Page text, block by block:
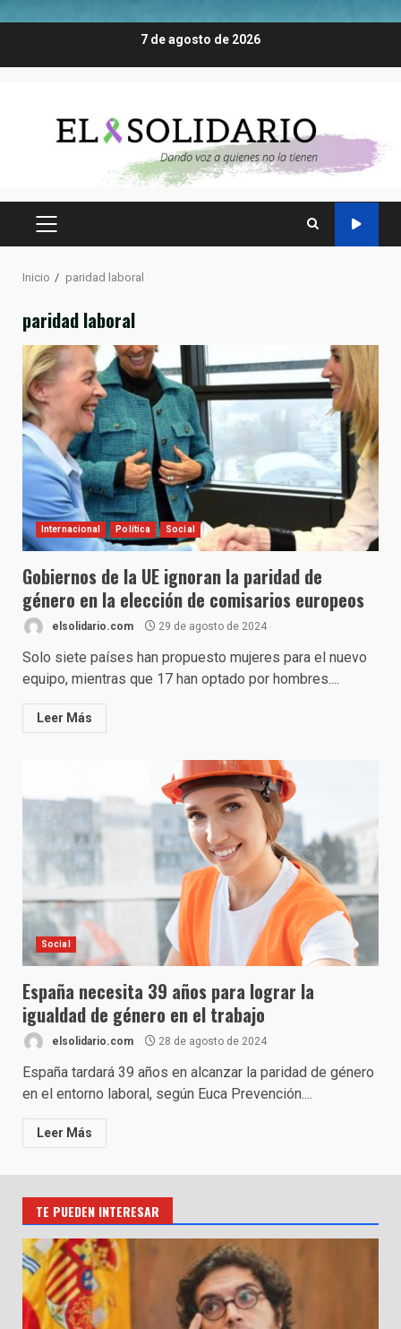
7 de agosto de 2026
MENÚ
Inicio paridad laboral
paridad laboral
Internacional Política Social
Gobiernos de la UE ignoran la paridad de
género en la elección de comisarios europeos
elsolidario.com 29 de agosto de 2024
Solo siete países han propuesto mujeres para el nuevo
equipo, mientras que 17 han optado por hombres....
Leer Más
Social
España necesita 39 años para lograr la
igualdad de género en el trabajo
elsolidario.com 28 de agosto de 2024
España tardará 39 años en alcanzar la paridad de género
en el entorno laboral, según Euca Prevención....
Leer Más
TE PUEDEN INTERESAR